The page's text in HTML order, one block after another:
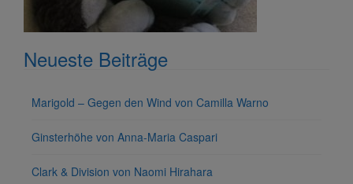
Neueste Beiträge
Marigold – Gegen den Wind von Camilla Warno
Ginsterhöhe von Anna-Maria Caspari
Clark & Division von Naomi Hirahara